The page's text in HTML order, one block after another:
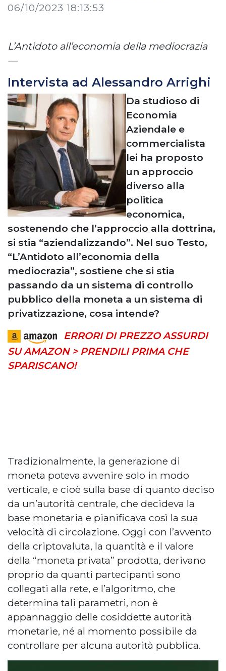
06/10/2023 18:13:53
L’Antidoto all’economia della mediocrazia
—
Intervista ad Alessandro Arrighi
Da studioso di
Economia
Aziendale e
commercialista
lei ha proposto
un approccio
diverso alla
politica
economica,
sostenendo che l’approccio alla dottrina,
si stia “aziendalizzando”. Nel suo Testo,
“L’Antidoto all’economia della
mediocrazia”, sostiene che si stia
passando da un sistema di controllo
pubblico della moneta a un sistema di
privatizzazione, cosa intende?
ERRORI DI PREZZO ASSURDI
SU AMAZON > PRENDILI PRIMA CHE
SPARISCANO!
Tradizionalmente, la generazione di
moneta poteva avvenire solo in modo
verticale, e cioè sulla base di quanto deciso
da un’autorità centrale, che decideva la
base monetaria e pianificava così la sua
velocità di circolazione. Oggi con l’avvento
della criptovaluta, la quantità e il valore
della “moneta privata” prodotta, derivano
proprio da quanti partecipanti sono
collegati alla rete, e l’algoritmo, che
determina tali parametri, non è
appannaggio delle cosiddette autorità
monetarie, né al momento possibile da
controllare per alcuna autorità pubblica.